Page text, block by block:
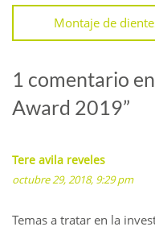
Montaje de
1 comentario en
Award 2019”
Tere avila reveles
octubre 29, 2018, 9:29 pm
Temas a tratar en la